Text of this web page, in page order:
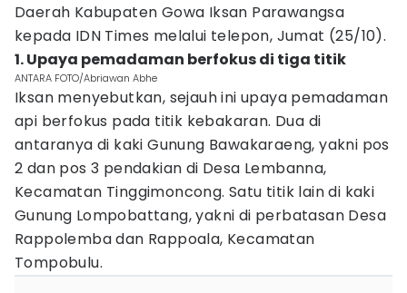
Daerah Kabupaten Gowa Iksan Parawangsa
kepada IDN Times melalui telepon, Jumat (25/10).
1. Upaya pemadaman berfokus di tiga titik
ANTARA FOTO/Abriawan Abhe
Iksan menyebutkan, sejauh ini upaya pemadaman
api berfokus pada titik kebakaran. Dua di
antaranya di kaki Gunung Bawakaraeng, yakni pos
2 dan pos 3 pendakian di Desa Lembanna,
Kecamatan Tinggimoncong. Satu titik lain di kaki
Gunung Lompobattang, yakni di perbatasan Desa
Rappolemba dan Rappoala, Kecamatan
Tompobulu.